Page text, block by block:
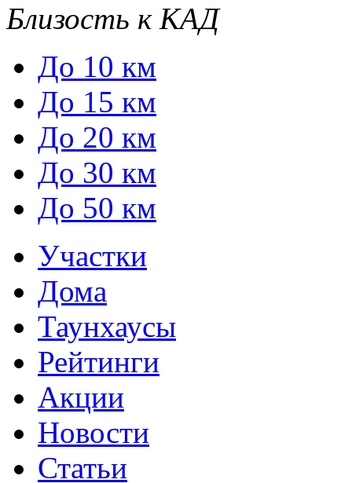
Близость к КАД
До 10 км
До 15 км
До 20 км
До 30 км
До 50 км
Участки
Дома
Таунхаусы
Рейтинги
Акции
Новости
Статьи